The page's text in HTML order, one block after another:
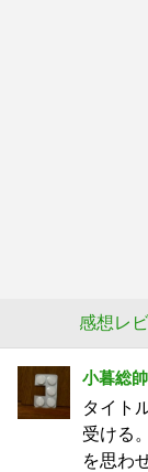
感想レ
小暮総帥
タイト
受ける
を思わ